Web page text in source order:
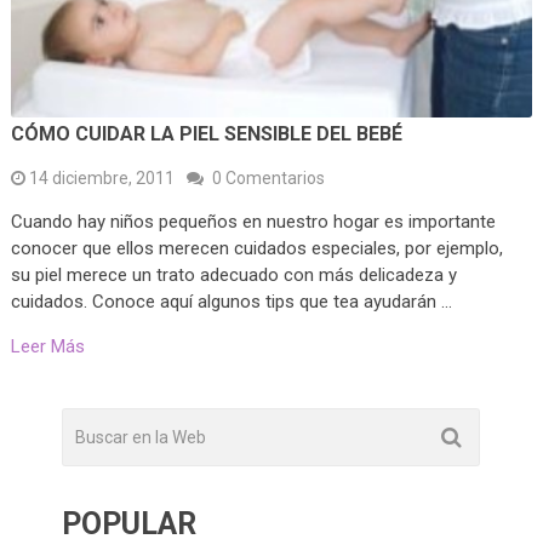
CÓMO CUIDAR LA PIEL SENSIBLE DEL BEBÉ
14 diciembre, 2011 0 Comentarios
Cuando hay niños pequeños en nuestro hogar es importante
conocer que ellos merecen cuidados especiales, por ejemplo,
su piel merece un trato adecuado con más delicadeza y
cuidados. Conoce aquí algunos tips que tea ayudarán …
Leer Más
POPULAR